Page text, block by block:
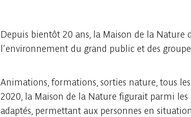
Depuis bientôt 20 ans, la Maison de la
l’environnement du grand public et des
Animations, formations, sorties nature, tous
2020, la Maison de la Nature figurait parmi
adaptés, permettant aux personnes en